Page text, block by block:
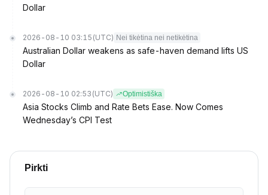
Dollar
2026-08-10 03:15 (UTC) Nei tikėtina nei netikėtina
Australian Dollar weakens as safe-haven demand lifts US
Dollar
2026-08-10 02:53 (UTC) Optimistiška
Asia Stocks Climb and Rate Bets Ease. Now Comes
Wednesday’s CPI Test
Pirkti